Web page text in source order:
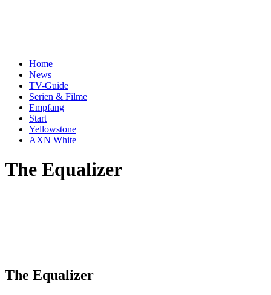
Home
News
TV-Guide
Serien & Filme
Empfang
Start
Yellowstone
AXN White
The Equalizer
The Equalizer